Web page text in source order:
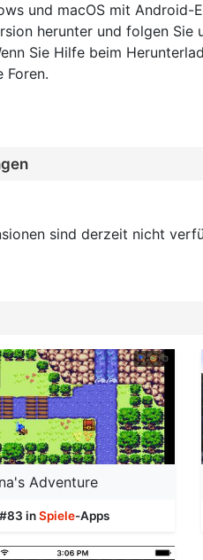
und macOS mit Android-
herunter und folgen Sie
Sie Hilfe beim
Foren.
sind derzeit nicht
Adventure
inSpiele-Apps